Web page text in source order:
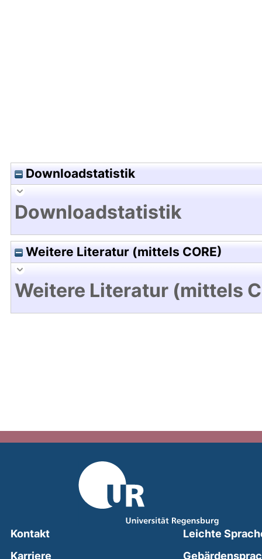
Downloadstatistik
Downloadstatistik
Weitere Literatur (mittels CORE)
Weitere Literatur (mittels
Kontakt
Karriere
Leichte